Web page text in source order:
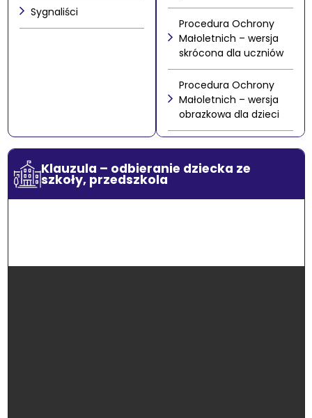
Klauzula – odbieranie dziecka ze
szkoły, przedszkola
Sygnaliści
Procedura Ochrony
Małoletnich – wersja
skrócona dla uczniów
Procedura Ochrony
Małoletnich – wersja
obrazkowa dla dzieci